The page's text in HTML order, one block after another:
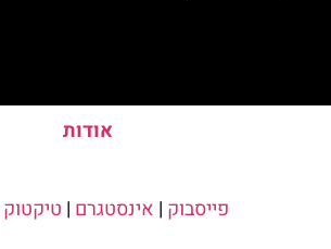
אודות
פייסבוק | אינסטגרם | טיקטוק